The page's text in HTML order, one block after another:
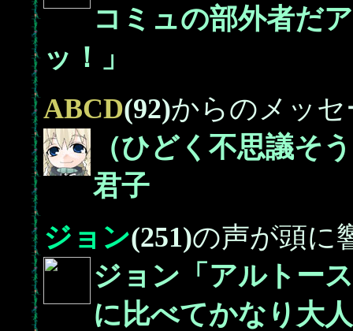
コミュの部外者だ
ッ！」
ABCD(92)からのメッセ
（ひどく不思議そ
君子
ジョン(251)の声が頭に
ジョン「アルトー
に比べてかなり大